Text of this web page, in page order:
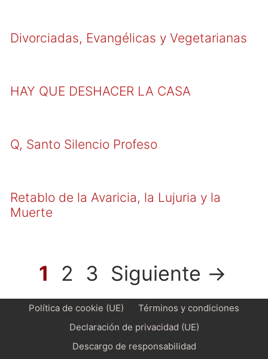
Divorciadas, Evangélicas y Vegetarianas
HAY QUE DESHACER LA CASA
Q, Santo Silencio Profeso
Retablo de la Avaricia, la Lujuria y la
Muerte
Página
1 Página
2 Página
3 Siguiente →
Política de cookie (UE)
Términos y condiciones
Declaración de privacidad (UE)
Descargo de responsabilidad